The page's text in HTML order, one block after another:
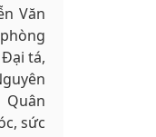
Văn
tá,
Quân
sức